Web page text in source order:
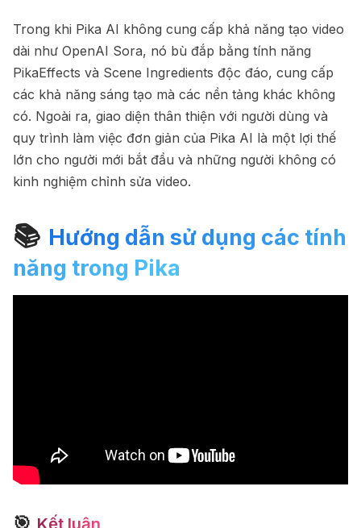
Trong khi Pika AI không cung cấp khả năng tạo video
dài như OpenAI Sora, nó bù đắp bằng tính năng
PikaEffects và Scene Ingredients độc đáo, cung cấp
các khả năng sáng tạo mà các nền tảng khác không
có. Ngoài ra, giao diện thân thiện với người dùng và
quy trình làm việc đơn giản của Pika AI là một lợi thế
lớn cho người mới bắt đầu và những người không có
kinh nghiệm chỉnh sửa video.
📚 Hướng dẫn sử dụng các tính
năng trong Pika
🎯 Kết luận